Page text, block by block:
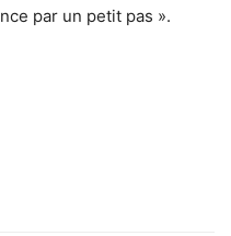
par un petit pas ».